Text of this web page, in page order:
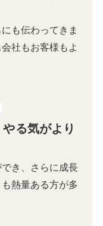
も伝わってきま
社もお客様もよ
る気がより
き、さらに成長
熱量ある方が多